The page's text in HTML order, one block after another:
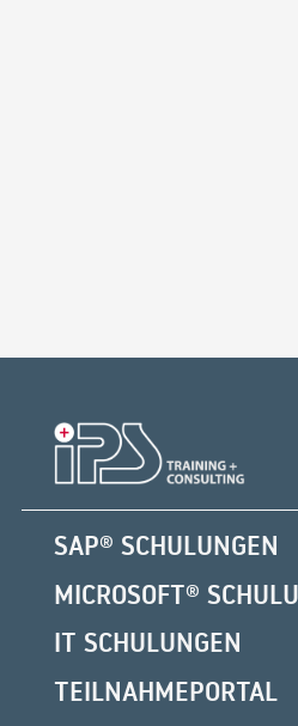
SAP® SCHULUNGEN
MICROSOFT®
IT SCHULUNGEN
TEILNAHMEPORTAL